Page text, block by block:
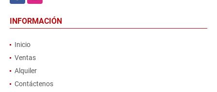
INFORMACIÓN
Inicio
Ventas
Alquiler
Contáctenos